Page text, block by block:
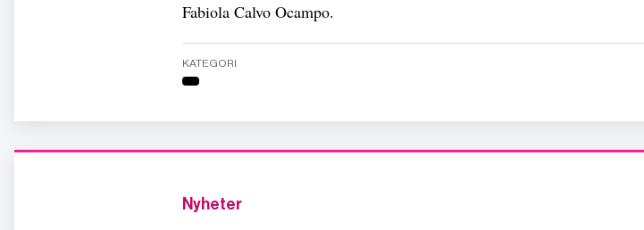
Fabiola Calvo Ocampo.
KATEGORI
Nyheter